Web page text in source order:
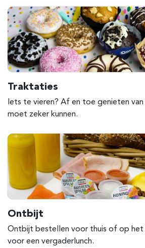
Traktaties
Iets te vieren? Af en toe genieten
moet zeker kunnen.
Ontbijt
Ontbijt bestellen voor thuis of op het
voor een vergaderlunch.